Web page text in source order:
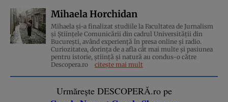
Mihaela Horchidan
Mihaela și-a finalizat studiile la Facultatea de Jurnalism
și Științele Comunicării din cadrul Universității din
București, având experiență în presa online și radio.
Curiozitatea, dorința de a afla cât mai multe și pasiunea
pentru istorie, ştiinţă şi natură au condus-o către
Descopera.ro
citește mai mult
Urmărește DESCOPERĂ.ro pe